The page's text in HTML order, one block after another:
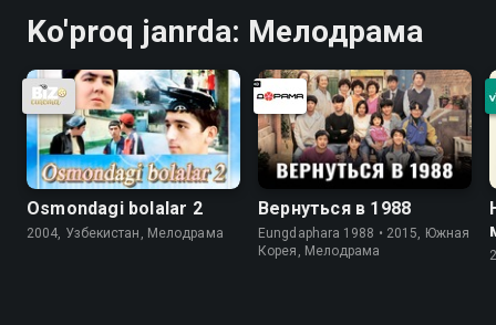
Ko'proq janrda: Мелодрама
Osmondagi bolalar 2
2004, Узбекистан, Мелодрама
Вернуться в 1988
Eungdaphara 1988 • 2015, Южная
Корея, Мелодрама